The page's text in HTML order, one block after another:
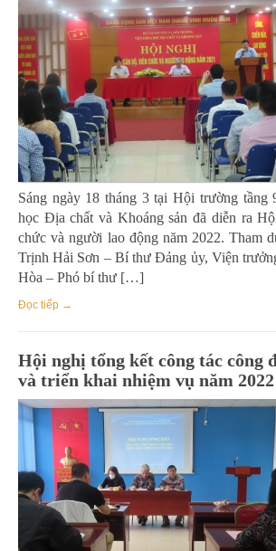
Sáng ngày 18 tháng 3 tại Hội trường tầng
học Địa chất và Khoáng sản đã diễn ra
chức và người lao động năm 2022. Tham
Trịnh Hải Sơn – Bí thư Đảng ủy, Viện
Hòa – Phó bí thư […]
Đọc tiếp →
Hội nghị tổng kết công tác công
và triển khai nhiệm vụ năm 2022